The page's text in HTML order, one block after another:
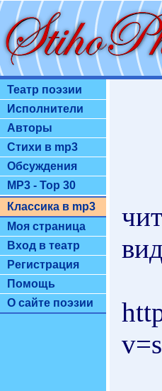
Театр поэзии
Исполнители
Авторы
Стихи в mp3
Обсуждения
MP3 - Top 30
Классика в mp3
Моя страница
Вход в театр
Регистрация
Помощь
О сайте поэзии